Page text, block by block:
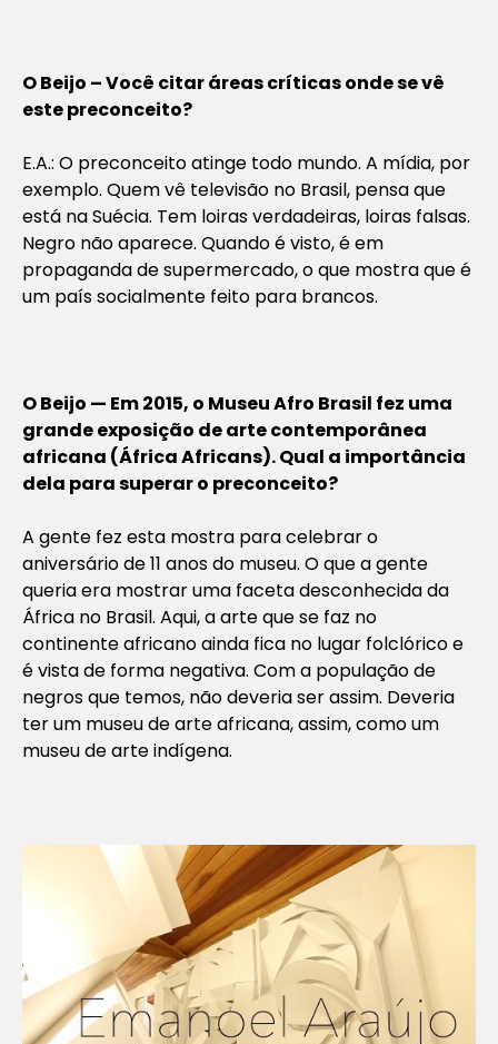
O Beijo – Você citar áreas críticas onde se vê
este preconceito?
E.A.: O preconceito atinge todo mundo. A mídia, por
exemplo. Quem vê televisão no Brasil, pensa que
está na Suécia. Tem loiras verdadeiras, loiras falsas.
Negro não aparece. Quando é visto, é em
propaganda de supermercado, o que mostra que é
um país socialmente feito para brancos.
O Beijo — Em 2015, o Museu Afro Brasil fez uma
grande exposição de arte contemporânea
africana (África Africans). Qual a importância
dela para superar o preconceito?
A gente fez esta mostra para celebrar o
aniversário de 11 anos do museu. O que a gente
queria era mostrar uma faceta desconhecida da
África no Brasil. Aqui, a arte que se faz no
continente africano ainda fica no lugar folclórico e
é vista de forma negativa. Com a população de
negros que temos, não deveria ser assim. Deveria
ter um museu de arte africana, assim, como um
museu de arte indígena.